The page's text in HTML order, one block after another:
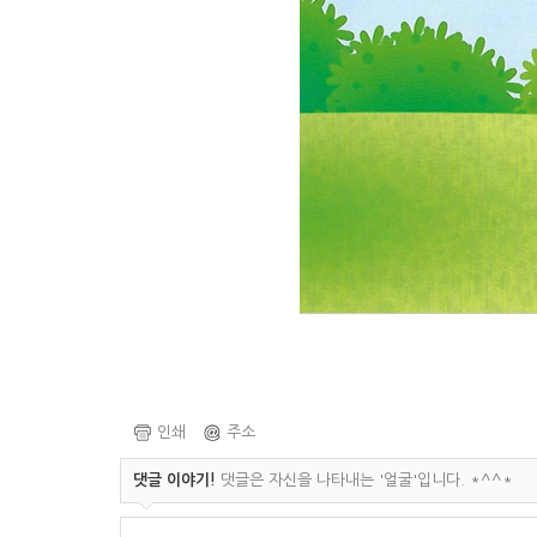
인쇄 주소
댓글 이야기! 댓글은 자신을 나타내는 '얼굴'입니다. *^^*